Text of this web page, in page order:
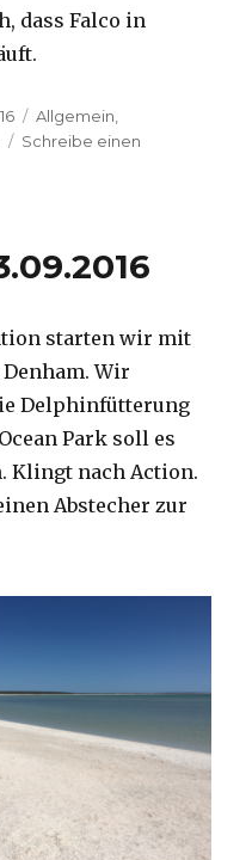
dass Falco in
Kategorien
Allgemein
Schreibe einen
starten wir mit
Denham. Wir
Delphinfütterung
Park soll es
Klingt nach Action.
Abstecher zur